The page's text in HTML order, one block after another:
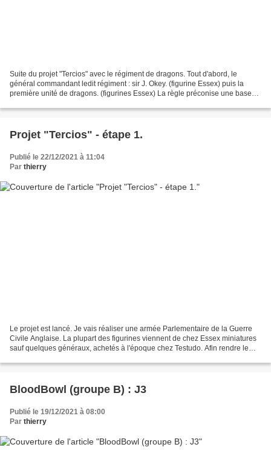
Suite du projet "Tercios" avec le régiment de dragons. Tout d'abord, le
général commandant ledit régiment : sir J. Okey. (figurine Essex) puis la
première unité de dragons. (figurines Essex) La règle préconise une base
Projet "Tercios" - étape 1.
Publié le 22/12/2021 à 11:04
Par thierry
Le projet est lancé. Je vais réaliser une armée Parlementaire de la Guerre
Civile Anglaise. La plupart des figurines viennent de chez Essex miniatures
sauf quelques généraux, achetés à l'époque chez Testudo. Afin rendre le
BloodBowl (groupe B) : J3
Publié le 19/12/2021 à 08:00
Par thierry